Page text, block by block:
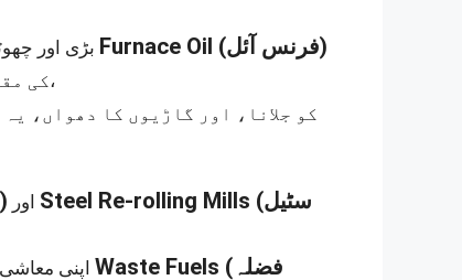
Furnace Oil (فرنس آئل)
کی مقدار زیادہ ہوتی ہے،
(اینٹ بھٹیاں) Steel Re-rolling Mills (سٹیل
Waste Fuels (فضلہ